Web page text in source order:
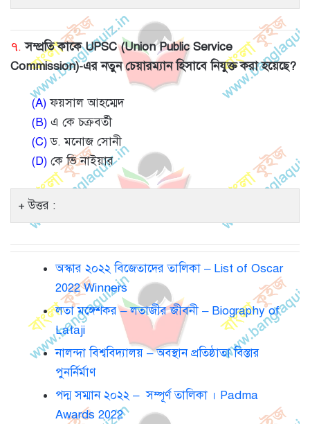
৭. সম্প্রতি কাকে UPSC (Union Public Service
Commission)-এর নতুন চেয়ারম্যান হিসাবে নিযুক্ত করা হয়েছে?
(A)ফয়সাল আহম্মেদ
(B) এ কে চক্রবর্তী
(C)ড. মনোজ সোনী
(D) কে ভি নাইয়ার
উত্তর :
অস্কার ২০২২ বিজেতাদের তালিকা – List of Oscar
2022 Winners
লতা মঙ্গেশকর – লতাজীর জীবনী – Biography of
Lataji
নালন্দা বিশ্ববিদ্যালয় – অবস্থান প্রতিষ্ঠাতা বিস্তার
পুনর্নির্মাণ
পদ্ম সম্মান ২০২২ – সম্পূর্ণ তালিকা । Padma
Awards 2022